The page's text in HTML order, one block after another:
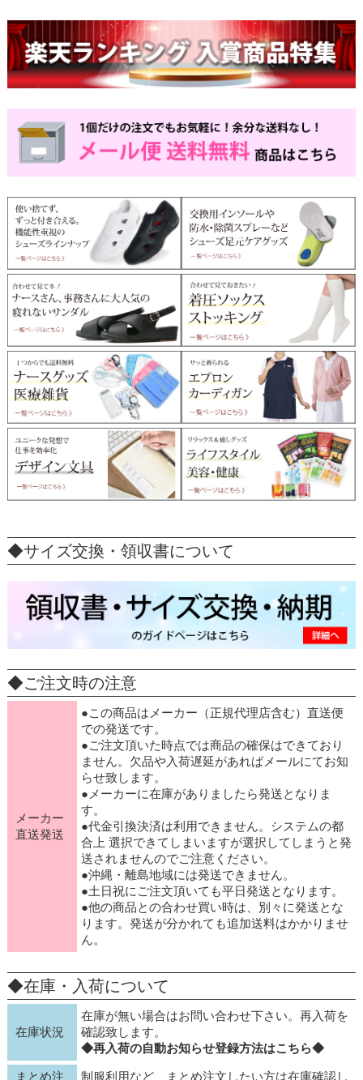
◆サイズ交換・領収書について
◆ご注文時の注意
メーカー
直送発送
●この商品はメーカー（正規代理店含む）直送便
での発送です。
●ご注文頂いた時点では商品の確保はできており
ません。欠品や入荷遅延があればメールにてお知
らせ致します。
●メーカーに在庫がありましたら発送となりま
す。
●代金引換決済は利用できません。システムの都
合上 選択できてしまいますが選択してしまうと発
送されませんのでご注意ください。
●沖縄・離島地域には発送できません。
●土日祝にご注文頂いても平日発送となります。
●他の商品との合わせ買い時は、別々に発送とな
ります。発送が分かれても追加送料はかかりませ
ん。
◆在庫・入荷について
在庫状況
在庫が無い場合はお問い合わせ下さい。再入荷を
確認致します。
◆再入荷の自動お知らせ登録方法はこちら◆
まとめ注 制服利用など、まとめ注文したい方は在庫確認し